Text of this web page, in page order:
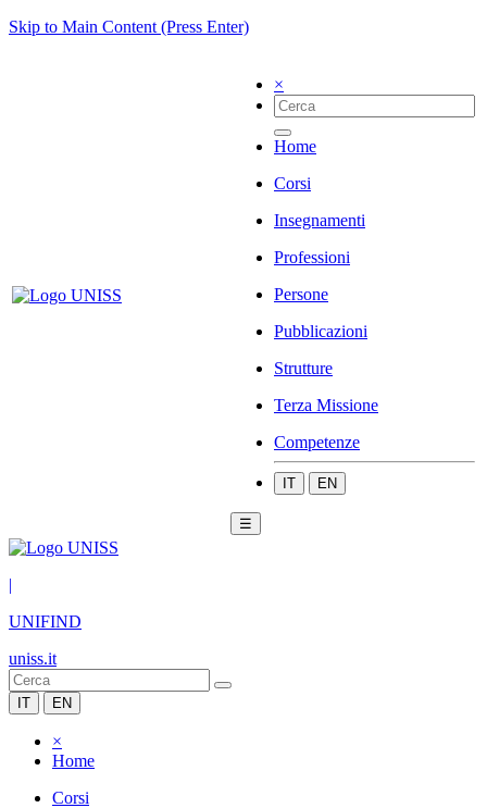
Skip to Main Content (Press Enter)
×
Home
Corsi
Insegnamenti
Professioni
Persone
Pubblicazioni
Strutture
Terza Missione
Competenze
IT EN
☰
|
UNIFIND
uniss.it
IT EN
×
Home
Corsi